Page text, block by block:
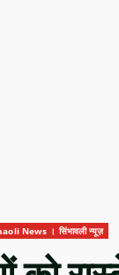
News । सिंभावली न्यूज़